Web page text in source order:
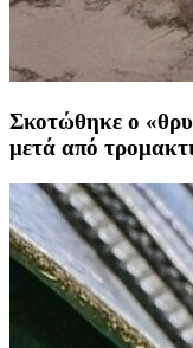
Σκοτώθηκε ο
μετά από